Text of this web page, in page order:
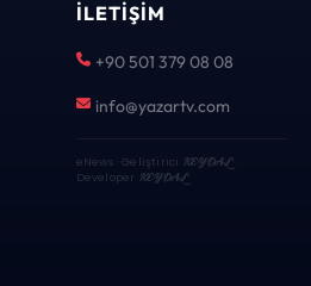
İLETIŞIM
+90 501 379 08 08
info@yazartv.com
eNews · Geliştirici KEYDAL·
Developer KEYDAL